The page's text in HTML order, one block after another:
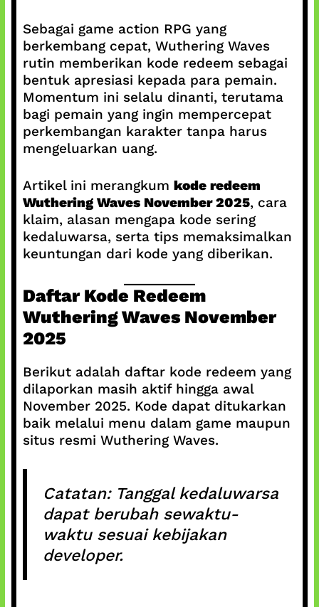
Sebagai game action RPG yang
berkembang cepat, Wuthering Waves
rutin memberikan kode redeem sebagai
bentuk apresiasi kepada para pemain.
Momentum ini selalu dinanti, terutama
bagi pemain yang ingin mempercepat
perkembangan karakter tanpa harus
mengeluarkan uang.
Artikel ini merangkum kode redeem
Wuthering Waves November 2025, cara
klaim, alasan mengapa kode sering
kedaluwarsa, serta tips memaksimalkan
keuntungan dari kode yang diberikan.
Daftar Kode Redeem
Wuthering Waves November
2025
Berikut adalah daftar kode redeem yang
dilaporkan masih aktif hingga awal
November 2025. Kode dapat ditukarkan
baik melalui menu dalam game maupun
situs resmi Wuthering Waves.
Catatan: Tanggal kedaluwarsa
dapat berubah sewaktu-
waktu sesuai kebijakan
developer.